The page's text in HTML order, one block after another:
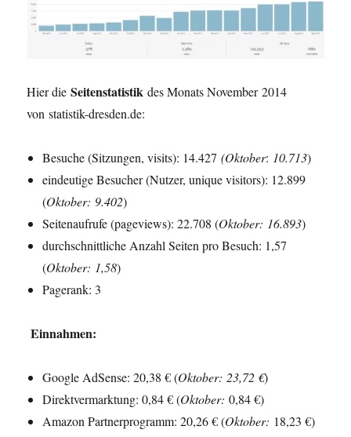
Hier dieSeitenstatistik des Monats November 2014
von statistik-dresden.de:
Besuche (Sitzungen, visits): 14.427(Oktober: 10.713)
eindeutige Besucher (Nutzer, unique visitors): 12.899
(Oktober: 9.402)
Seitenaufrufe (pageviews): 22.708 (Oktober: 16.893)
durchschnittliche Anzahl Seiten pro Besuch: 1,57
(Oktober: 1,58)
Pagerank: 3
Einnahmen:
Google AdSense: 20,38 € (Oktober: 23,72 €)
Direktvermarktung: 0,84 € (Oktober: 0,84 €)
Amazon Partnerprogramm: 20,26 € (Oktober: 18,23 €)